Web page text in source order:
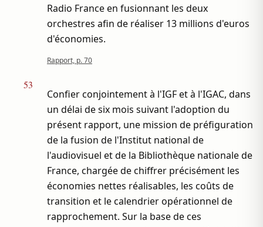
Radio France en fusionnant les deux
orchestres afin de réaliser 13 millions d'euros
d'économies.
Rapport, p. 70
53
Confier conjointement à l'IGF et à l'IGAC, dans
un délai de six mois suivant l'adoption du
présent rapport, une mission de préfiguration
de la fusion de l'Institut national de
l'audiovisuel et de la Bibliothèque nationale de
France, chargée de chiffrer précisément les
économies nettes réalisables, les coûts de
transition et le calendrier opérationnel de
rapprochement. Sur la base de ces